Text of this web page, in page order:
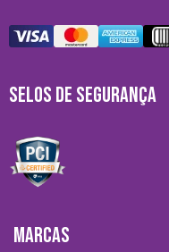
SELOS DE SEGURANÇA
MARCAS